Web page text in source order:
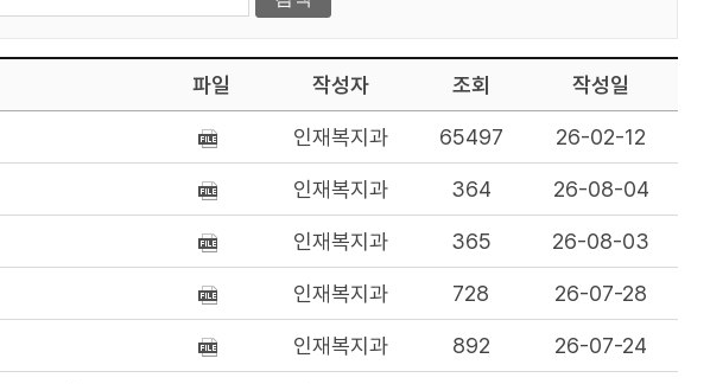
파일 작성자 조회 작성일
인재복지과 65497 26-02-12
인재복지과 364 26-08-04
인재복지과 365 26-08-03
인재복지과 728 26-07-28
인재복지과 892 26-07-24